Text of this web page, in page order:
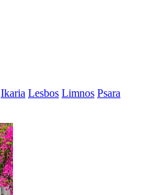
Ikaria Lesbos Limnos Psara